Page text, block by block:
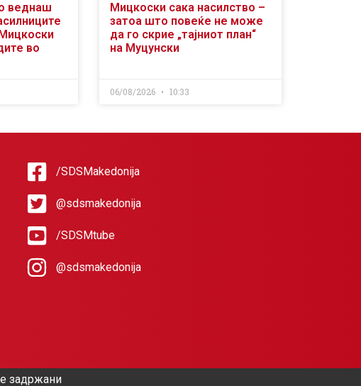
веднаш
во
Мицкоски сака насилство –
затоа што повеќе не може
да го скрие „тајниот план“
на Муцунски
06/08/2026 10:33
/SDSMakedonija
@sdsmakedonija
/SDSMtube
@sdsmakedonija
задржани